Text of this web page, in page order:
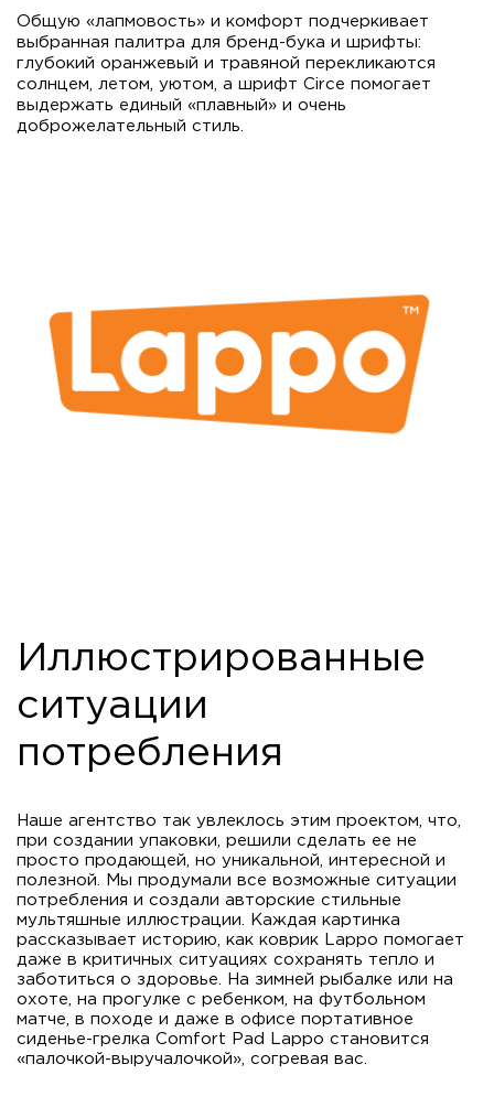
Общую «лапмовость» и комфорт подчеркивает
выбранная палитра для бренд-бука и шрифты:
глубокий оранжевый и травяной перекликаются
солнцем, летом, уютом, а шрифт Circe помогает
выдержать единый «плавный» и очень
доброжелательный стиль.
Иллюстрированные
ситуации
потребления
Наше агентство так увлеклось этим проектом, что,
при создании упаковки, решили сделать ее не
просто продающей, но уникальной, интересной и
полезной. Мы продумали все возможные ситуации
потребления и создали авторские стильные
мультяшные иллюстрации. Каждая картинка
рассказывает историю, как коврик Lappo помогает
даже в критичных ситуациях сохранять тепло и
заботиться о здоровье. На зимней рыбалке или на
охоте, на прогулке с ребенком, на футбольном
матче, в походе и даже в офисе портативное
сиденье-грелка Comfort Pad Lappo становится
«палочкой-выручалочкой», согревая вас.